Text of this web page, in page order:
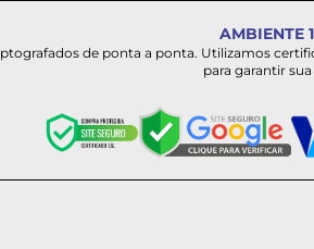
AMBIENTE
de ponta a ponta. Utilizamos
para garantir